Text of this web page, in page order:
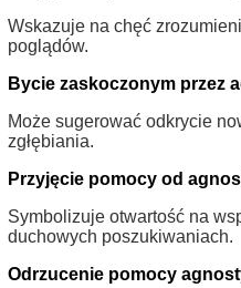
Wskazuje na chęć
poglądów.
Bycie zaskoczonym przez
Może sugerować odkrycie
zgłębiania.
Przyjęcie pomocy od
Symbolizuje otwartość na
duchowych poszukiwaniach.
Odrzucenie pomocy